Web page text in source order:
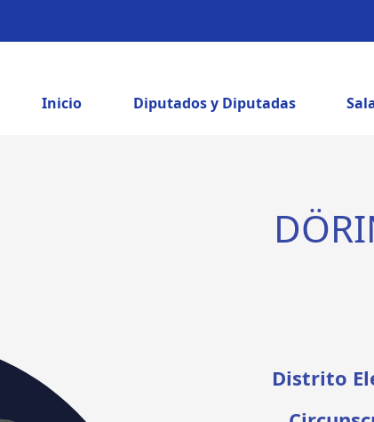
Inicio Diputados y Diputadas
Distrito